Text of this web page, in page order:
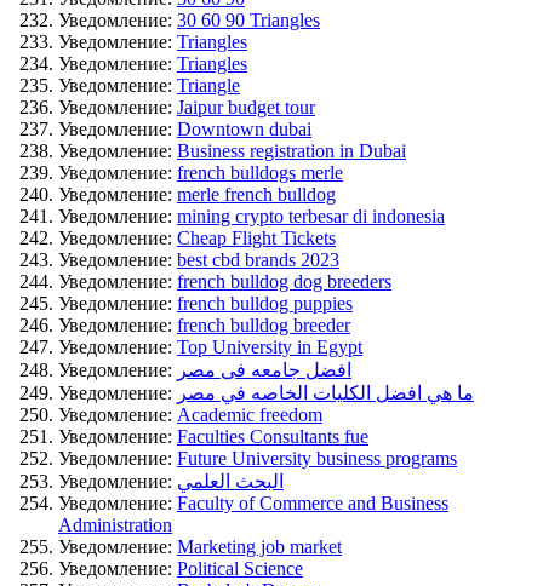
Уведомление: 30 60 90 Triangles
Уведомление: Triangles
Уведомление: Triangles
Уведомление: Triangle
Уведомление: Jaipur budget tour
Уведомление: Downtown dubai
Уведомление: Business registration in Dubai
Уведомление: french bulldogs merle
Уведомление: merle french bulldog
Уведомление: mining crypto terbesar di indonesia
Уведомление: Cheap Flight Tickets
Уведомление: best cbd brands 2023
Уведомление: french bulldog dog breeders
Уведомление: french bulldog puppies
Уведомление: french bulldog breeder
Уведомление: Top University in Egypt
Уведомление: افضل جامعه فى مصر
Уведомление: ما هي افضل الكليات الخاصه في مصر
Уведомление: Academic freedom
Уведомление: Faculties Consultants fue
Уведомление: Future University business programs
Уведомление: البحث العلمي
Уведомление: Faculty of Commerce and Business
Administration
Уведомление: Marketing job market
Уведомление: Political Science